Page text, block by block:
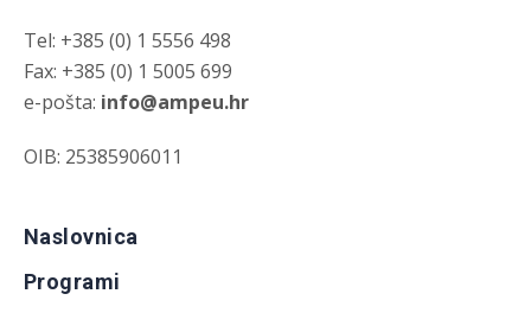
Tel: +385 (0) 1 5556 498
Fax: +385 (0) 1 5005 699
e-pošta: info@ampeu.hr
OIB: 25385906011
Naslovnica
Programi